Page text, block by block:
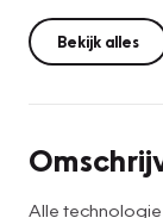
Bekijk alles
Alle